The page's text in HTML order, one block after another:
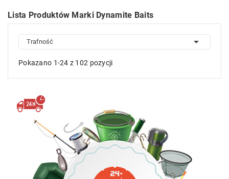
Lista Produktów Marki Dynamite Baits
Trafność 
Pokazano 1-24 z 102 pozycji